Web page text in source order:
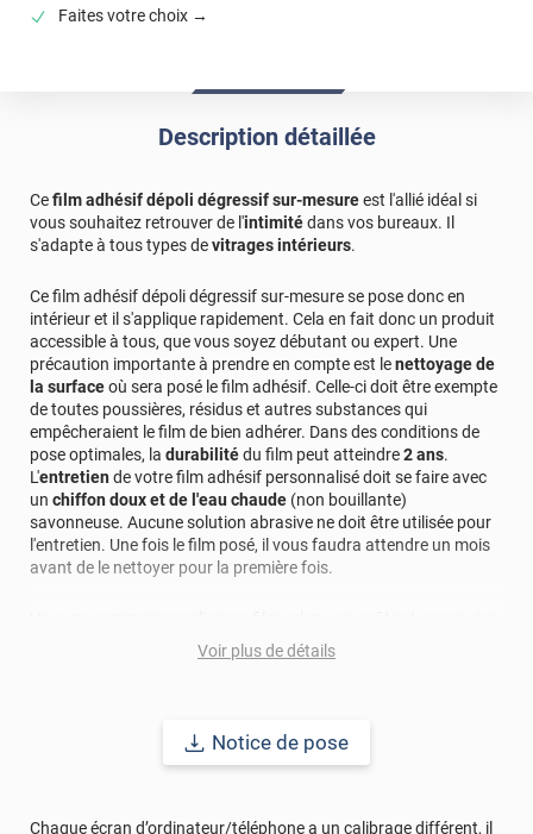
Faites votre choix →
Description détaillée
Cefilm adhésif dépoli dégressif sur-mesureest l'allié idéal si
vous souhaitez retrouver de l'intimitédans vos bureaux. Il
s'adapte à tous types devitrages intérieurs.
Ce film adhésif dépoli dégressif sur-mesure se pose donc en
intérieur et il s'applique rapidement. Cela en fait donc un produit
accessible à tous, que vous soyez débutant ou expert. Une
précaution importante à prendre en compte est lenettoyage de
la surfaceoù sera posé le film adhésif. Celle-ci doit être exempte
de toutes poussières, résidus et autres substances qui
empêcheraient le film de bien adhérer. Dans des conditions de
pose optimales, la durabilitédu film peut atteindre2 ans.
L'entretiende votre film adhésif personnalisé doit se faire avec
un chiffon doux et de l'eau chaude (non bouillante)
savonneuse. Aucune solution abrasive ne doit être utilisée pour
l'entretien. Une fois le film posé, il vous faudra attendre un mois
avant de le nettoyer pour la première fois.
Ce film est sur fond dépoli dégressif. Cela signifie que sur le bas
de votre vitrage, le dépoli sera le plus opaque, au contraire du
Comment commander votre film adhésif dépoli dégressif sur-
d'une découpe en sur-mesure ou bien en mètre linéaire.
Voir plus de détails
Notice de pose
Chaque écran d’ordinateur/téléphone a un calibrage différent, il